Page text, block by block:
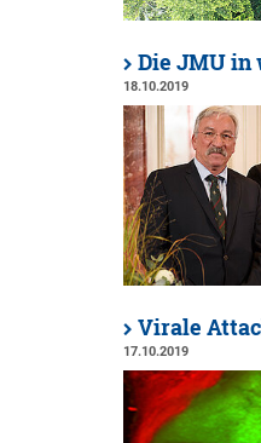
Die JMU in
18.10.2019
Virale
17.10.2019